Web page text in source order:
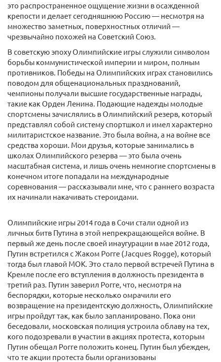
это распространенное ощущение жизни в осажденной
крепости и делает сегодняшнюю Россию — несмотря на
множество заметных, поверхностных отличий —
чрезвычайно похожей на Советский Союз.
В советскую эпоху Олимпийские игры служили символом
борьбы коммунистической империи и миром, полным
противников. Победы на Олимпийских играх становились
поводом для общенациональных празднований,
чемпионы получали высшие государственные награды,
такие как Орден Ленина. Подающие надежды молодые
спортсмены зачислялись в Олимпийский резерв, который
представлял собой систему спортшкол и имел характерно
милитаристское название. Это была война, а на войне все
средства хороши. Мои друзья, которые занимались в
школах Олимпийского резерва — это была очень
масштабная система, и лишь очень немногие спортсмены в
конечном итоге попадали на международные
соревнования — рассказывали мне, что с раннего возраста
их начинали накачивать стероидами.
Олимпийские игры 2014 года в Сочи стали одной из
личных битв Путина в этой непрекращающейся войне. В
первый же день после своей инаугурации в мае 2012 года,
Путин встретился с Жаком Рогге (Jacques Rogge), который
тогда был главой МОК. Это стало первой встречей Путина в
Кремле после его вступления в должность президента в
третий раз. Путин заверил Рогге, что, несмотря на
беспорядки, которые несколько омрачили его
возвращение на президентскую должность, Олимпийские
игры пройдут так, как было запланировано. Пока они
беседовали, московская полиция устроила облаву на тех,
кого подозревали в участии в акциях протеста, которым
Путин обещал Рогге положить конец. Путин был убежден,
что те акции протеста были организованы